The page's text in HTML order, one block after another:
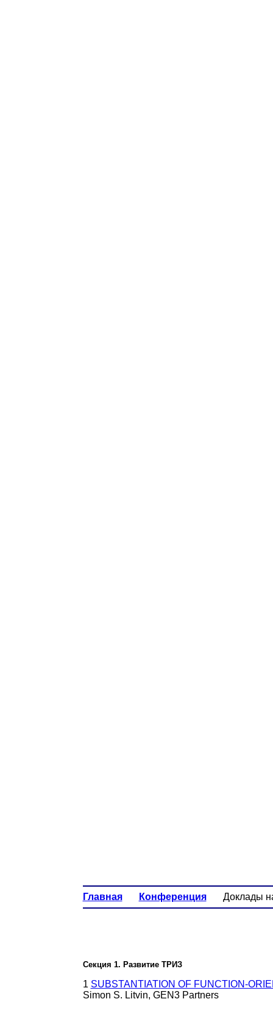
Главная Конференция Доклады
Секция 1. Развитие ТРИЗ
1 SUBSTANTIATION OF FUNCTION-
Simon S. Litvin, GEN3 Partners